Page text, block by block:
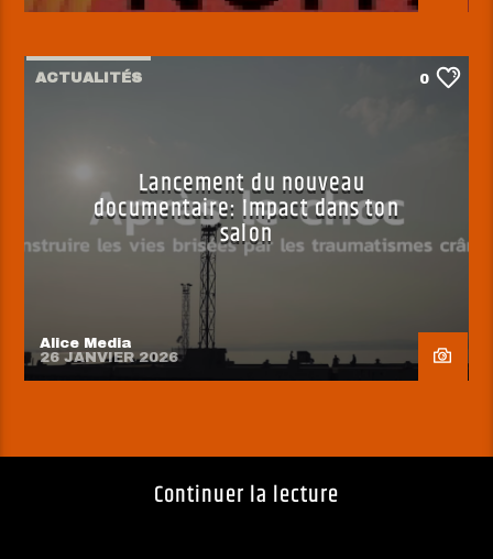
ACTUALITÉS 0
Lancement du nouveau
documentaire: Impact dans ton
salon
Alice Media
26 JANVIER 2026
Continuer la lecture